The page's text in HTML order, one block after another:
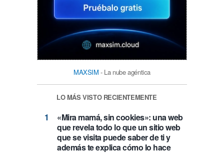
MAXSIM - La nube agéntica
LO MÁS VISTO RECIENTEMENTE
«Mira mamá, sin cookies»: una web
que revela todo lo que un sitio web
que se visita puede saber de ti y
además te explica cómo lo hace